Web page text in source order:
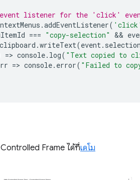
event listener for the 'click'
.addEventListener(
=== "copy-selection" &&
clipboard .writeText(event.
=> console. log( "Text copied to
=> console. error( "Failed to
Controlled Frame ได้ที่เดโม